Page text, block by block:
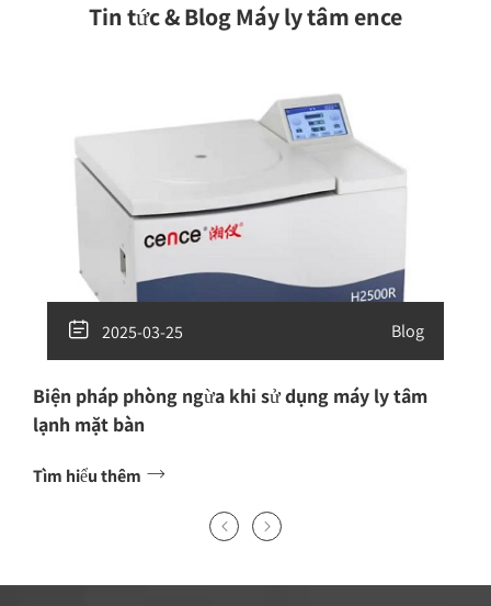
Tin tức & Blog Máy ly tâm ence
 2025-03-25 Blog
Biện pháp phòng ngừa khi sử dụng máy ly tâm
lạnh mặt bàn
Tìm hiểu thêm 
 